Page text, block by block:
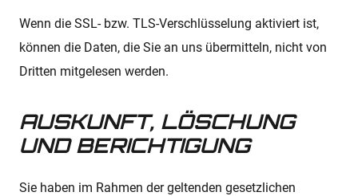
Wenn die SSL- bzw. TLS-Verschlüsselung aktiviert ist,
können die Daten, die Sie an uns übermitteln, nicht von
Dritten mitgelesen werden.
AUSKUNFT, LÖSCHUNG
UND BERICHTIGUNG
Sie haben im Rahmen der geltenden gesetzlichen